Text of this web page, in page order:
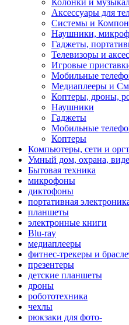
Колонки и
Аксессуары для
Системы и
Наушники,
Гаджеты,
Телевизоры и
Игровые
Мобильные
Медиаплееры и
Коптеры, дроны,
Наушники
Гаджеты
Мобильные
Коптеры
Компьютеры, сети и
Умный дом, охрана,
Бытовая техника
микрофоны
диктофоны
портативная
планшеты
электронные книги
Blu-ray
медиаплееры
фитнес-трекеры и
презентеры
детские планшеты
дроны
робототехника
чехлы
рюкзаки для фото-